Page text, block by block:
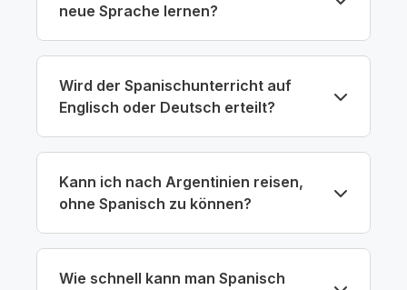
neue Sprache lernen?
Wird der Spanischunterricht auf
Englisch oder Deutsch erteilt?
Kann ich nach Argentinien reisen,
ohne Spanisch zu können?
Wie schnell kann man Spanisch